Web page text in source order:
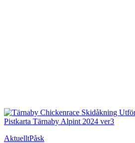
AktuelltPåsk